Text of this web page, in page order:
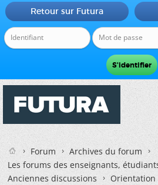
Retour sur Futura
Forum
Archives du forum
Les forums des enseignants,
Anciennes discussions
Orientation